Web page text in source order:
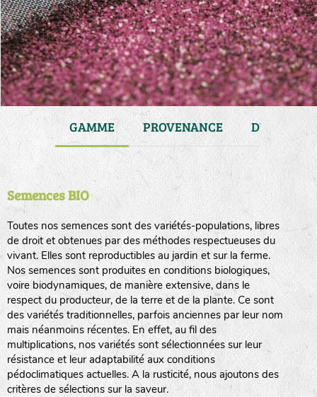
GAMME PROVENANCE DURÉE DE
Semences BIO
Toutes nos semences sont des variétés-populations, libres
de droit et obtenues par des méthodes respectueuses du
vivant. Elles sont reproductibles au jardin et sur la ferme.
Nos semences sont produites en conditions biologiques,
voire biodynamiques, de manière extensive, dans le
respect du producteur, de la terre et de la plante. Ce sont
des variétés traditionnelles, parfois anciennes par leur nom
mais néanmoins récentes. En effet, au fil des
multiplications, nos variétés sont sélectionnées sur leur
résistance et leur adaptabilité aux conditions
pédoclimatiques actuelles. A la rusticité, nous ajoutons des
critères de sélections sur la saveur.
haies
zone sauvage